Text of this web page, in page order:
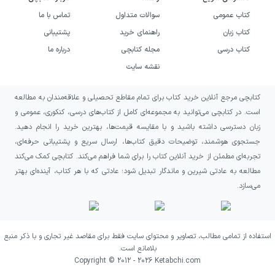
می‌شد، او کارهای زیادی را برای گذران زندگی‌اش
کتاب‌داری. اما همیشه سرگرمی اصلی او با اشتیاق
ادبیات. «آموندسن» یکی از جدیدترین آثار این
نویسندهٔ پرکار به شمار می‌رود و از نوشته‌های دیگر
او می‌توانیم به «زندگی عزیز، ما یک خانه آبی داریم،
جان شیرین،رویای مادرم،فرار،میان فنجان‌های
قهوه
،درهٔ اتاوا عشق زن خوب
می‌خواستم چیزی
بهت بگم
روند عشق
جملاتی از کتاب آموندسن
پارو بزن، پارو بزن، قایقت را بران. به
کتاب عمومی
کتاب زبان
کتاب درسی
سوالات متداول
راهنمای خرید
مجله کتابچی
نقشه سایت
تماس با ما
پشتیبانی
درباره ما
کتابچی مرجع آنلاین خرید کتاب برای تمام مقاطع تحصیلی و علاقه‌مندان به مطالعه
است. در کتابچی می‌توانید به مجموعه‌ای کامل از کتاب‌های درسی، کنکوری، عمومی و
زبان دسترسی داشته باشید و با مقایسه قیمت‌ها، بهترین خرید را انجام دهید.
جستجوی هوشمند، توضیحات دقیق کتاب‌ها، ارسال سریع و پشتیبانی حرفه‌ای،
تجربه‌ای مطمئن از خرید آنلاین کتاب را برای شما فراهم می‌کند. کتابچی کمک می‌کند
مطالعه به عادتی شیرین و ماندگار تبدیل شود؛ عادتی که با هر کتاب، آینده‌ای بهتر
می‌سازد.
استفاده از تمامی مطالب، تصاویر و محتوای سایت فقط برای مقاصد غیر تجاری و با ذکر منبع
بلامانع است.
Copyright © 2012 - 2026 Ketabchi.com